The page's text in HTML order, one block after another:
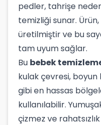
pedler, tahrişe
temizliği sunar.
üretilmiştir ve bu
tam uyum sağlar.
Bu bebek
kulak çevresi, boyun
gibi en hassas
kullanılabilir.
çizmez ve